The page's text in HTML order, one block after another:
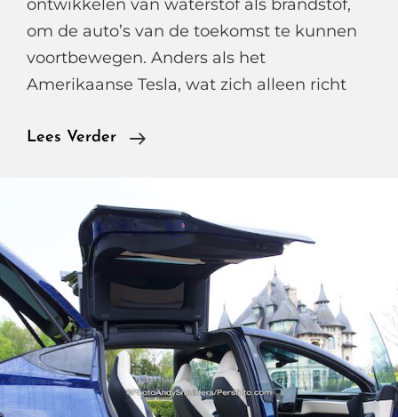
ontwikkelen van waterstof als brandstof,
om de auto’s van de toekomst te kunnen
voortbewegen. Anders als het
Amerikaanse Tesla, wat zich alleen richt
Lees Verder
Is
IX5
Hydrogen,
Killer
Van
De
Toekomst